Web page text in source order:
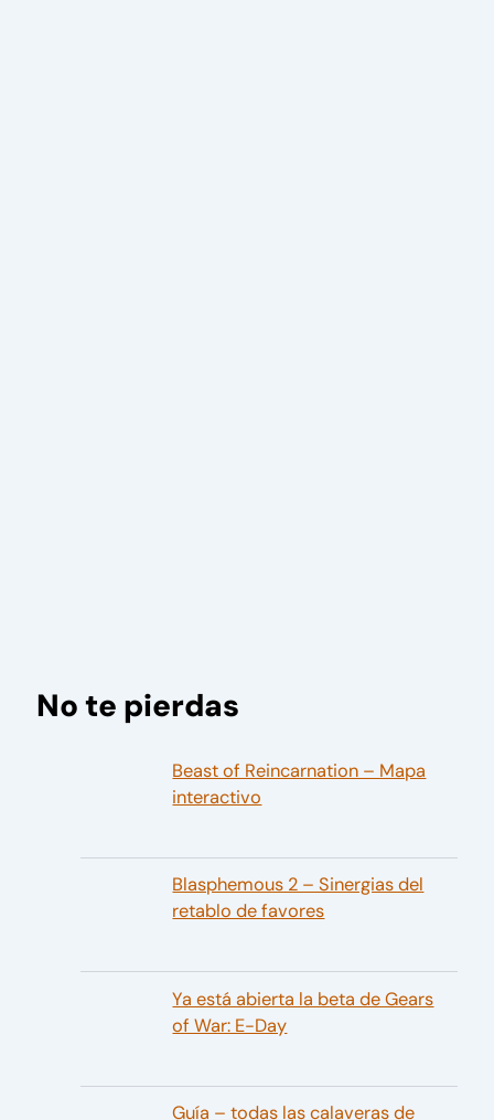
No te pierdas
Beast of Reincarnation – Mapa
interactivo
Blasphemous 2 – Sinergias del
retablo de favores
Ya está abierta la beta de Gears
of War: E-Day
Guía – todas las calaveras de